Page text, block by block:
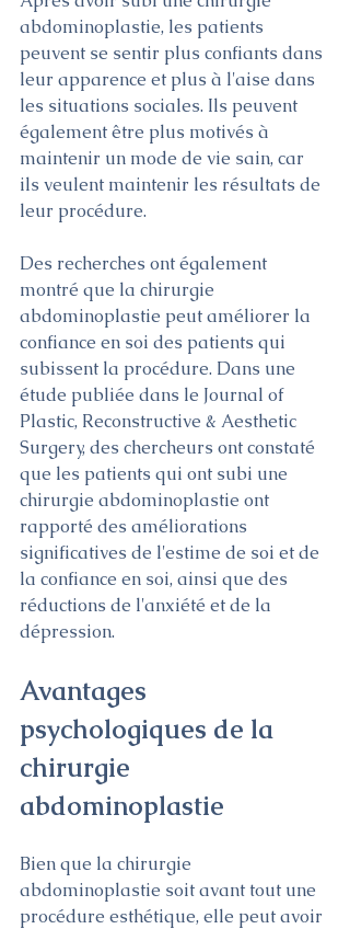
abdominoplastie, les patients
peuvent se sentir plus confiants dans
leur apparence et plus à l'aise dans
les situations sociales. Ils peuvent
également être plus motivés à
maintenir un mode de vie sain, car
ils veulent maintenir les résultats de
leur procédure.
Des recherches ont également
montré que la chirurgie
abdominoplastie peut améliorer la
confiance en soi des patients qui
subissent la procédure. Dans une
étude publiée dans le Journal of
Plastic, Reconstructive & Aesthetic
Surgery, des chercheurs ont constaté
que les patients qui ont subi une
chirurgie abdominoplastie ont
rapporté des améliorations
significatives de l'estime de soi et de
la confiance en soi, ainsi que des
réductions de l'anxiété et de la
dépression.
Avantages
psychologiques de la
chirurgie
abdominoplastie
Bien que la chirurgie
abdominoplastie soit avant tout une
procédure esthétique, elle peut avoir